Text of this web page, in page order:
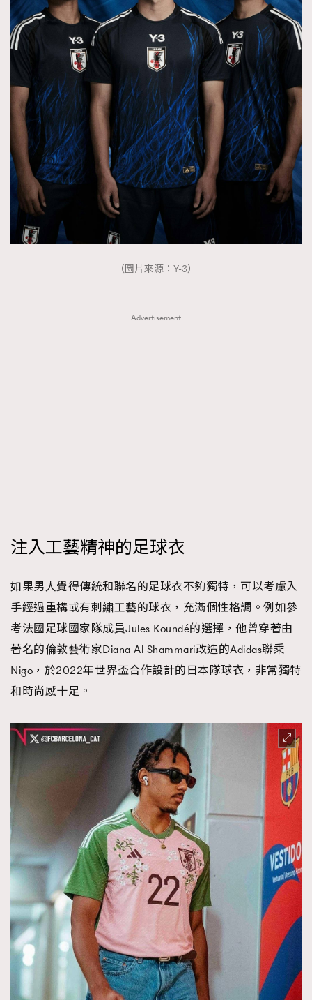
（圖片來源：Y-3）
Advertisement
注入工藝精神的足球衣
如果男人覺得傳統和聯名的足球衣不夠獨特，可以考慮入
手經過重構或有刺繡工藝的球衣，充滿個性格調。例如參
考法國足球國家隊成員Jules Koundé的選擇，他曾穿著由
著名的倫敦藝術家Diana Al Shammari改造的Adidas聯乘
Nigo，於2022年世界盃合作設計的日本隊球衣，非常獨特
和時尚感十足。